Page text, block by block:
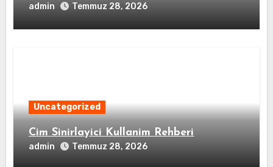
admin Temmuz 28, 2026
Uncategorized
Cim Sinirlayici Kullanim Rehberi
admin Temmuz 28, 2026